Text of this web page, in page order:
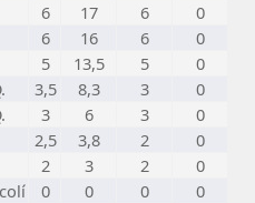
6 17 6
0
6 16 6
0
5 13,5 5
0
3,5 8,3 3
0
3 6 3
0
2,5 3,8 2
0
2 3 2
0
0 0 0
0